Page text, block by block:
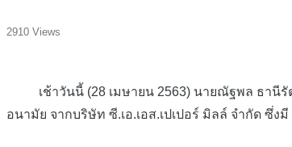
2910 Views
เช้าวันนี้ (28 เมษายน 2563) นายณัฐพล ธานีรัต
อนามัย จากบริษัท ซี.เอ.เอส.เปเปอร์ มิลล์ จำกัด